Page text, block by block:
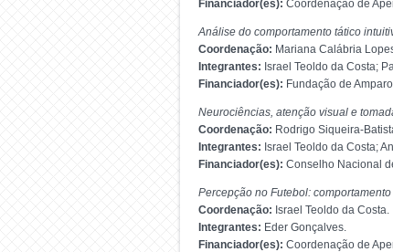
Financiador(es): Coordenação de
Análise do comportamento tático
Coordenação: Mariana Calábria
Integrantes: Israel Teoldo da Costa;
Financiador(es): Fundação de
Neurociências, atenção visual e
Coordenação: Rodrigo Siqueira-
Integrantes: Israel Teoldo da Costa;
Financiador(es): Conselho Nacional
Percepção no Futebol:
Coordenação: Israel Teoldo da Costa.
Integrantes: Eder Gonçalves.
Financiador(es): Coordenação de